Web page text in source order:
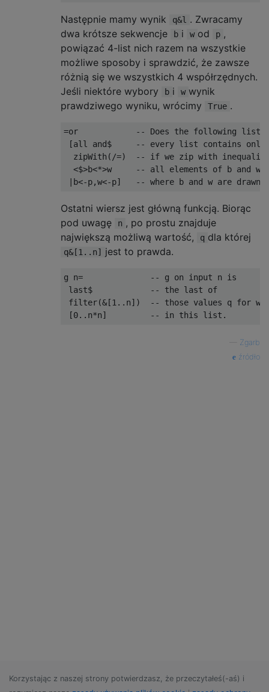
Następnie mamy wynik q&l . Zwracamy
dwa krótsze sekwencje
b i w od p ,
powiązać 4-list nich razem na wszystkie
możliwe sposoby i sprawdzić, że zawsze
różnią się we wszystkich 4 współrzędnych.
Jeśli niektóre wybory
b i w wynik
prawdziwego wyniku, wrócimy
True .
=or
-- Does the following list
[all and$
-- every list contains only
  zipWith
(/=)
-- if we zip with
<$>b<*>w
-- all elements of b and w
b<-p,w<-p] -- where b and w are drawn
Ostatni wiersz jest główną funkcją. Biorąc
pod uwagę
n , po prostu znajduje
największą możliwą wartość,
q dla której
q&[1..n] jest to prawda.
g n=
-- g on input n is
last$
-- the last of
filter(&[1 .. n])
-- those values q for
[0.. n*n] -- in this list.
Zgarb
źródło
Korzystając z naszej strony potwierdzasz, że przeczytałeś(-aś) i